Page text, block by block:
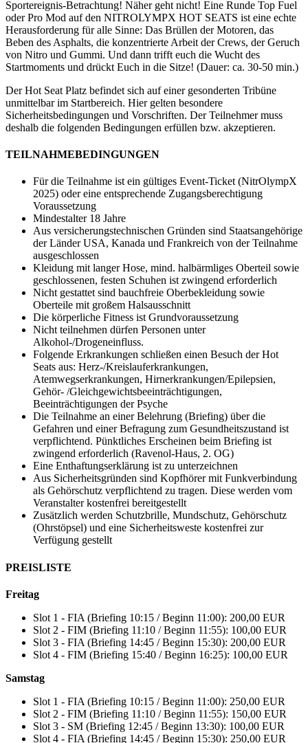
Sportereignis-Betrachtung! Näher geht nicht! Eine Runde Top Fuel
oder Pro Mod auf den NITROLYMPX HOT SEATS ist eine echte
Herausforderung für alle Sinne: Das Brüllen der Motoren, das
Beben des Asphalts, die konzentrierte Arbeit der Crews, der Geruch
von Nitro und Gummi. Und dann trifft euch die Wucht des
Startmoments und drückt Euch in die Sitze! (Dauer: ca. 30-50 min.)
Der Hot Seat Platz befindet sich auf einer gesonderten Tribüne
unmittelbar im Startbereich. Hier gelten besondere
Sicherheitsbedingungen und Vorschriften. Der Teilnehmer muss
deshalb die folgenden Bedingungen erfüllen bzw. akzeptieren.
TEILNAHMEBEDINGUNGEN
Für die Teilnahme ist ein gültiges Event-Ticket (NitrOlympX
2025) oder eine entsprechende Zugangsberechtigung
Voraussetzung
Mindestalter 18 Jahre
Aus versicherungstechnischen Gründen sind Staatsangehörige
der Länder USA, Kanada und Frankreich von der Teilnahme
ausgeschlossen
Kleidung mit langer Hose, mind. halbärmliges Oberteil sowie
geschlossenen, festen Schuhen ist zwingend erforderlich
Nicht gestattet sind bauchfreie Oberbekleidung sowie
Oberteile mit großem Halsausschnitt
Die körperliche Fitness ist Grundvoraussetzung
Nicht teilnehmen dürfen Personen unter
Alkohol-/Drogeneinfluss.
Folgende Erkrankungen schließen einen Besuch der Hot
Seats aus: Herz-/Kreislauferkrankungen,
Atemwegserkrankungen, Hirnerkrankungen/Epilepsien,
Gehör- /Gleichgewichtsbeeinträchtigungen,
Beeinträchtigungen der Psyche
Die Teilnahme an einer Belehrung (Briefing) über die
Gefahren und einer Befragung zum Gesundheitszustand ist
verpflichtend. Pünktliches Erscheinen beim Briefing ist
zwingend erforderlich (Ravenol-Haus, 2. OG)
Eine Enthaftungserklärung ist zu unterzeichnen
Aus Sicherheitsgründen sind Kopfhörer mit Funkverbindung
als Gehörschutz verpflichtend zu tragen. Diese werden vom
Veranstalter kostenfrei bereitgestellt
Zusätzlich werden Schutzbrille, Mundschutz, Gehörschutz
(Ohrstöpsel) und eine Sicherheitsweste kostenfrei zur
Verfügung gestellt
PREISLISTE
Freitag
Slot 1 - FIA (Briefing 10:15 / Beginn 11:00): 200,00 EUR
Slot 2 - FIM (Briefing 11:10 / Beginn 11:55): 100,00 EUR
Slot 3 - FIA (Briefing 14:45 / Beginn 15:30): 200,00 EUR
Slot 4 - FIM (Briefing 15:40 / Beginn 16:25): 100,00 EUR
Samstag
Slot 1 - FIA (Briefing 10:15 / Beginn 11:00): 250,00 EUR
Slot 2 - FIM (Briefing 11:10 / Beginn 11:55): 150,00 EUR
Slot 3 - SM (Briefing 12:45 / Beginn 13:30): 100,00 EUR
Slot 4 - FIA (Briefing 14:45 / Beginn 15:30): 250,00 EUR